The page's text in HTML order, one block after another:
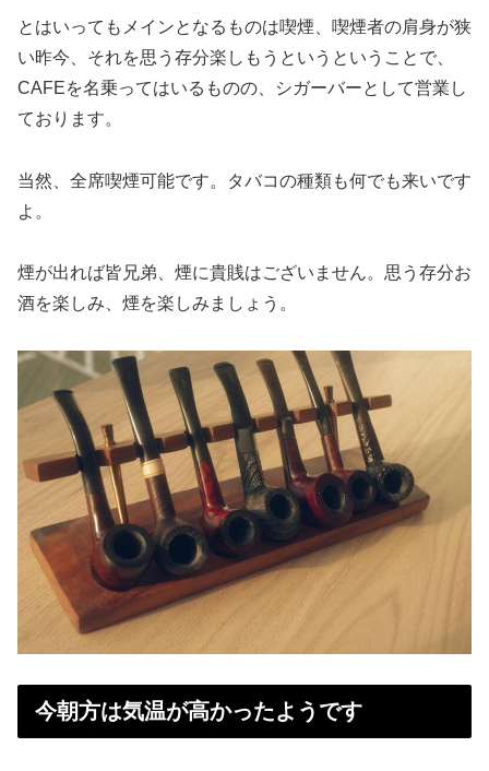
とはいってもメインとなるものは喫煙、喫煙者の肩身が狭
い昨今、それを思う存分楽しもうというということで、
CAFEを名乗ってはいるものの、シガーバーとして営業し
ております。
当然、全席喫煙可能です。タバコの種類も何でも来いです
よ。
煙が出れば皆兄弟、煙に貴賎はございません。思う存分お
酒を楽しみ、煙を楽しみましょう。
今朝方は気温が高かったようです